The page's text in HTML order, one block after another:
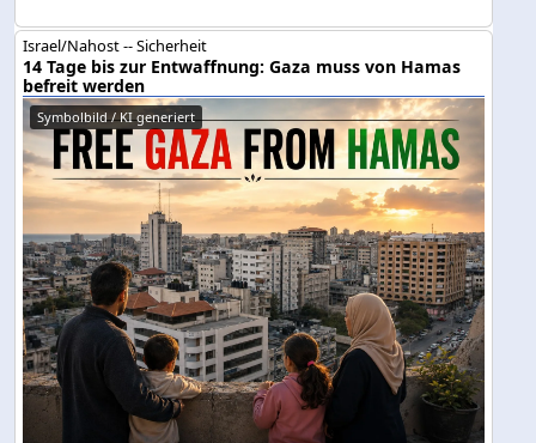
Israel/Nahost -- Sicherheit
14 Tage bis zur Entwaffnung: Gaza muss von Hamas
befreit werden
Symbolbild / KI generiert